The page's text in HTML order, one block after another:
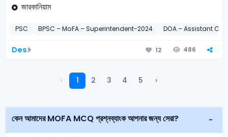
জারকানিয়াম
PSC BPSC – MoFA – Superintendent-2024 DOA – Assistant
Des 12 486
‹ 1 2 3 4 5 ›
কেন আমাদের MOFA MCQ প্রশ্নব্যাংক আপনার জন্য সেরা?